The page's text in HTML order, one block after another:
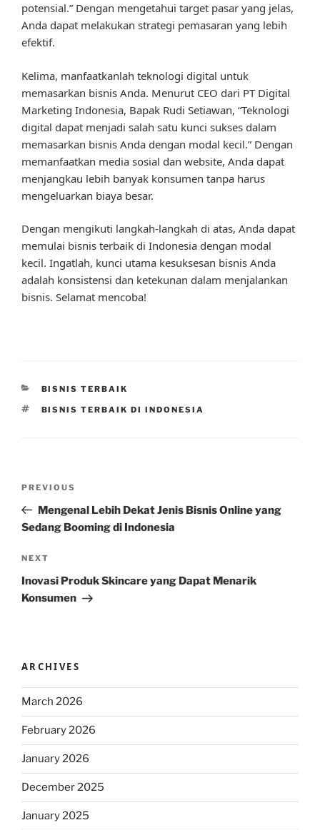
potensial.” Dengan mengetahui target pasar yang jelas,
Anda dapat melakukan strategi pemasaran yang lebih
efektif.
Kelima, manfaatkanlah teknologi digital untuk
memasarkan bisnis Anda. Menurut CEO dari PT Digital
Marketing Indonesia, Bapak Rudi Setiawan, “Teknologi
digital dapat menjadi salah satu kunci sukses dalam
memasarkan bisnis Anda dengan modal kecil.” Dengan
memanfaatkan media sosial dan website, Anda dapat
menjangkau lebih banyak konsumen tanpa harus
mengeluarkan biaya besar.
Dengan mengikuti langkah-langkah di atas, Anda dapat
memulai bisnis terbaik di Indonesia dengan modal
kecil. Ingatlah, kunci utama kesuksesan bisnis Anda
adalah konsistensi dan ketekunan dalam menjalankan
bisnis. Selamat mencoba!
CATEGORIES
BISNIS TERBAIK
TAGS
BISNIS TERBAIK DI INDONESIA
Previous
Post
PREVIOUS
Mengenal Lebih Dekat Jenis Bisnis Online yang
Sedang Booming di Indonesia
Next
Post
NEXT
Inovasi Produk Skincare yang Dapat Menarik
Konsumen
ARCHIVES
March 2026
February 2026
January 2026
December 2025
January 2025